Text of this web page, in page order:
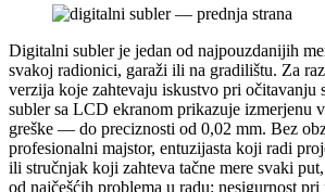
Digitalni subler je jedan od najpouzdanijih
svakoj radionici, garaži ili na gradilištu. Za
verzija koje zahtevaju iskustvo pri očitavanju
subler sa LCD ekranom prikazuje izmerjenu
greške — do preciznosti od 0,02 mm. Bez
profesionalni majstor, entuzijasta koji radi
ili stručnjak koji zahteva tačne mere svaki
od najčešćih problema u radu: nesigurnost pri